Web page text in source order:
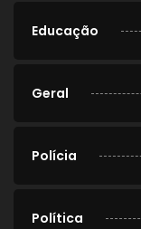
Educação
Geral
Polícia
Política